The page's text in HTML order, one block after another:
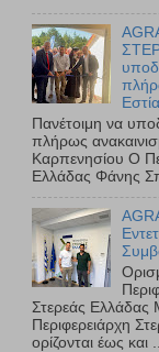
Πανέτοιμη να
πλήρως
Καρπενησίου Ο
Ελλάδας Φάνης
Στερεάς
Περιφερειάρχη
ορίζονται έως και ...